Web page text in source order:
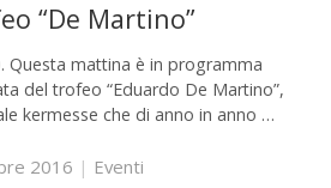
“De Martino”
Questa mattina è in programma
del trofeo “Eduardo De Martino”,
kermesse che di anno in anno …
2016 | Eventi